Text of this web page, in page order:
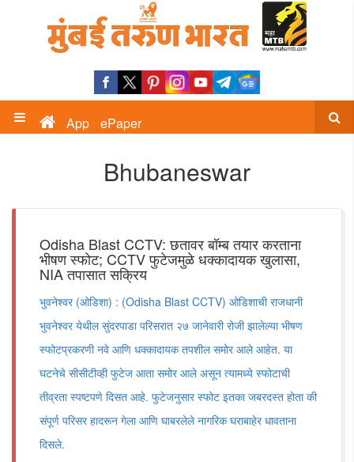
App ePaper
Bhubaneswar
Odisha Blast CCTV: छतावर बॉम्ब तयार करताना
भीषण स्फोट; CCTV फुटेजमुळे धक्कादायक खुलासा,
NIA तपासात सक्रिय
भुवनेश्वर (ओडिशा) : (Odisha Blast CCTV) ओडिशाची राजधानी
भुवनेश्वर येथील सुंदरपाडा परिसरात २७ जानेवारी रोजी झालेल्या भीषण
स्फोटप्रकरणी नवे आणि धक्कादायक तपशील समोर आले आहेत. या
घटनेचे सीसीटीव्ही फुटेज आता समोर आले असून त्यामध्ये स्फोटाची
तीव्रता स्पष्टपणे दिसत आहे. फुटेजनुसार स्फोट इतका जबरदस्त होता की
संपूर्ण परिसर हादरून गेला आणि घाबरलेले नागरिक घराबाहेर धावताना
दिसले.